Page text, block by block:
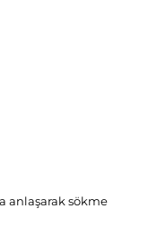
anlaşarak sökme